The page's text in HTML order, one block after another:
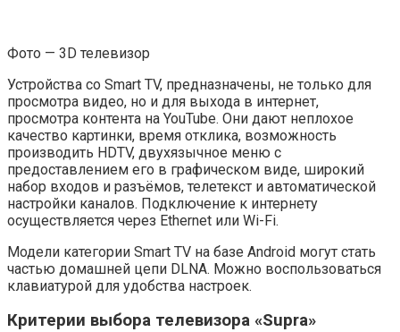
Фото — 3D телевизор
Устройства со Smart TV, предназначены, не только для
просмотра видео, но и для выхода в интернет,
просмотра контента на YouTube. Они дают неплохое
качество картинки, время отклика, возможность
производить HDTV, двухязычное меню с
предоставлением его в графическом виде, широкий
набор входов и разъёмов, телетекст и автоматической
настройки каналов. Подключение к интернету
осуществляется через Ethernet или Wi-Fi.
Модели категории Smart TV на базе Android могут стать
частью домашней цепи DLNA. Можно воспользоваться
клавиатурой для удобства настроек.
Критерии выбора телевизора «Supra»